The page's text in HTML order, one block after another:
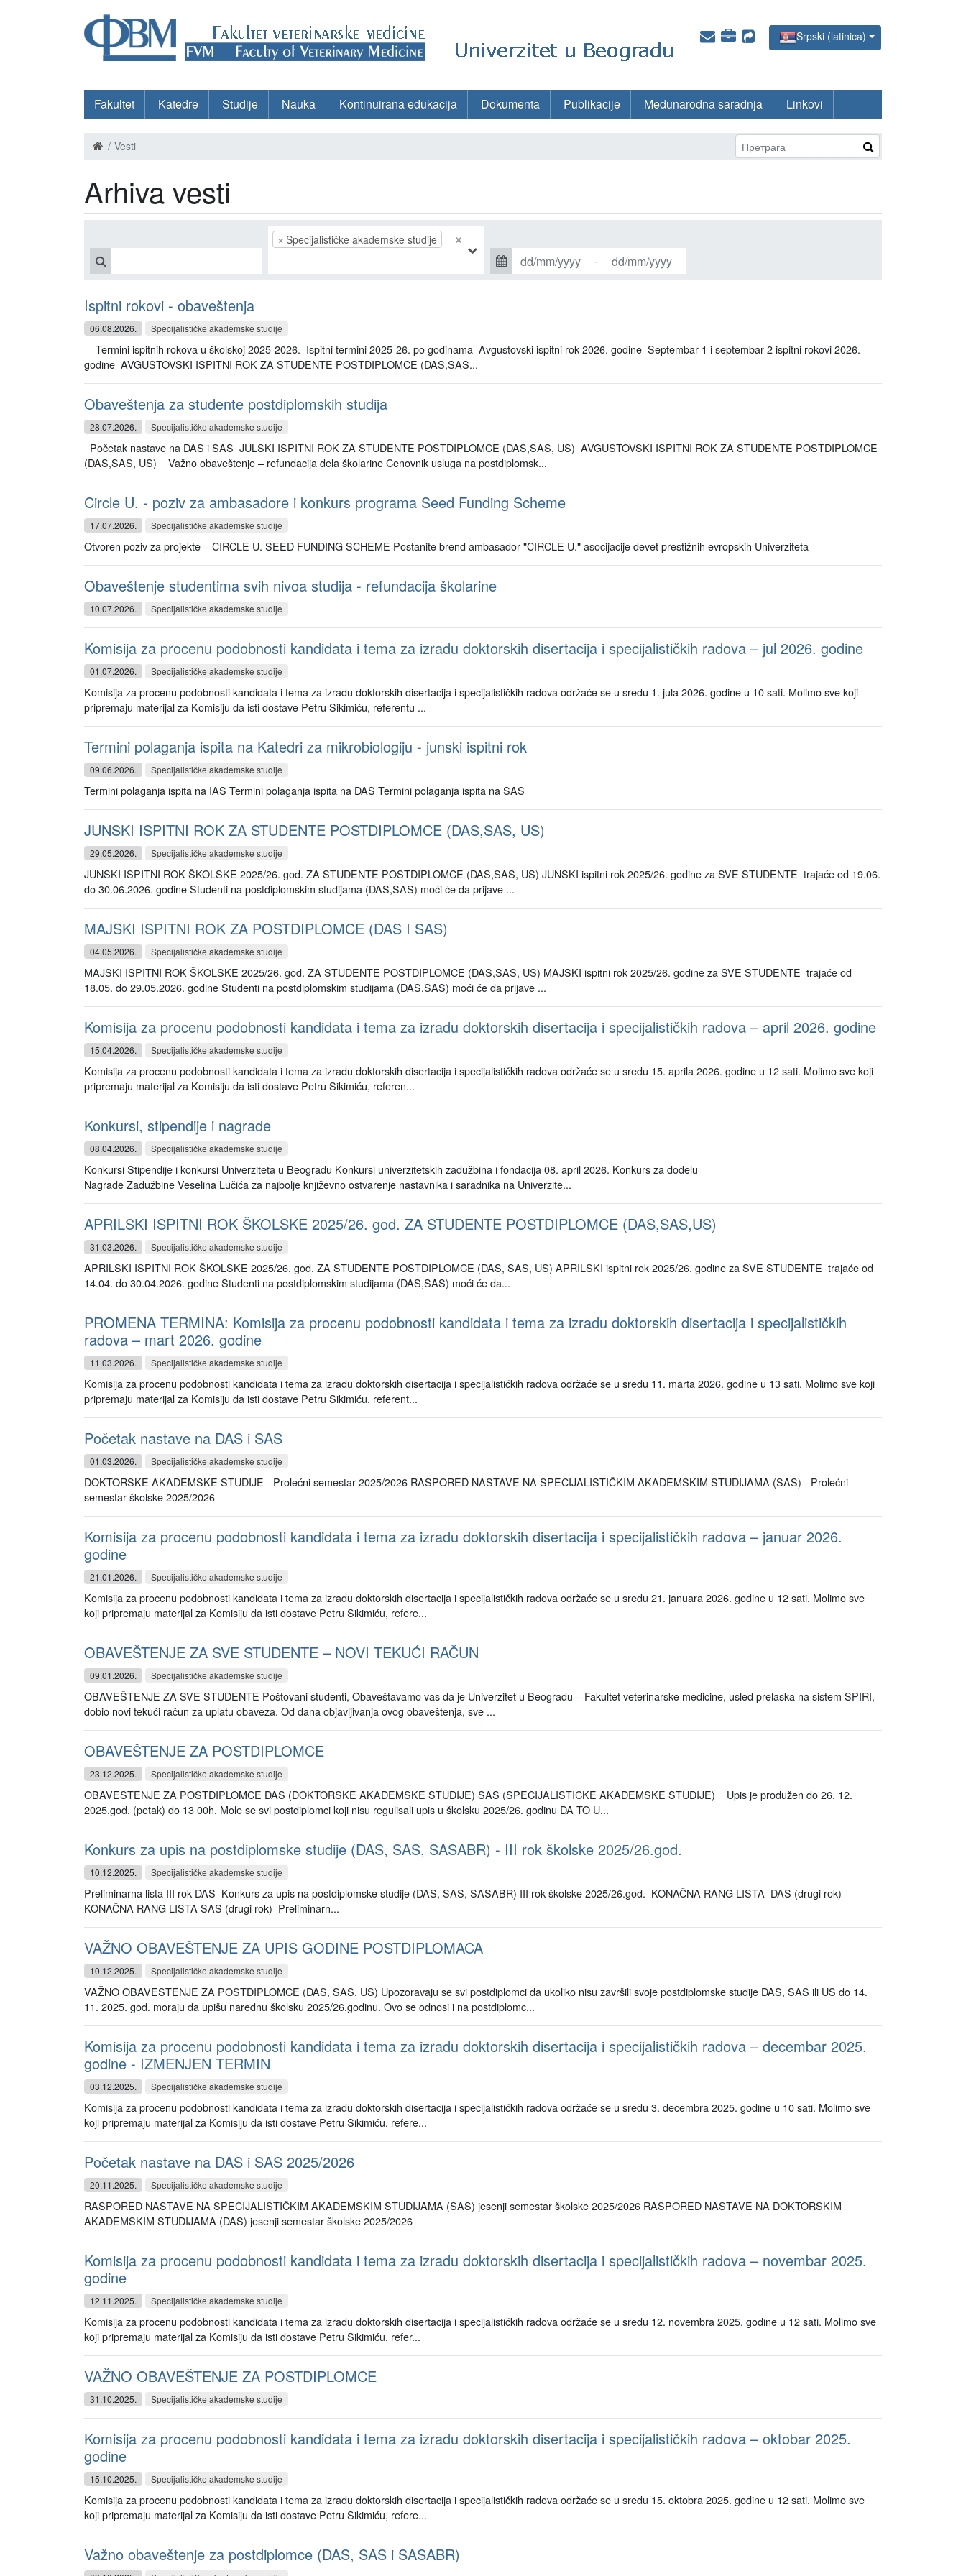
Srpski (latinica)
Fakultet Katedre Studije Nauka Kontinuirana edukacija Dokumenta Publikacije Međunarodna saradnja Linkovi
Vesti
Arhiva vesti
×
× Specijalističke akademske studije
-
Ispitni rokovi - obaveštenja
06.08.2026. Specijalističke akademske studije
Termini ispitnih rokova u školskoj 2025-2026. Ispitni termini 2025-26. po godinama Avgustovski ispitni rok 2026. godine Septembar 1 i septembar 2 ispitni rokovi 2026.
godine AVGUSTOVSKI ISPITNI ROK ZA STUDENTE POSTDIPLOMCE (DAS,SAS...
Obaveštenja za studente postdiplomskih studija
28.07.2026. Specijalističke akademske studije
Početak nastave na DAS i SAS JULSKI ISPITNI ROK ZA STUDENTE POSTDIPLOMCE (DAS,SAS, US) AVGUSTOVSKI ISPITNI ROK ZA STUDENTE POSTDIPLOMCE
(DAS,SAS, US) Važno obaveštenje – refundacija dela školarine Cenovnik usluga na postdiplomsk...
Circle U. - poziv za ambasadore i konkurs programa Seed Funding Scheme
17.07.2026. Specijalističke akademske studije
Otvoren poziv za projekte – CIRCLE U. SEED FUNDING SCHEME Postanite brend ambasador "CIRCLE U." asocijacije devet prestižnih evropskih Univerziteta
Obaveštenje studentima svih nivoa studija - refundacija školarine
10.07.2026. Specijalističke akademske studije
Komisija za procenu podobnosti kandidata i tema za izradu doktorskih disertacija i specijalističkih radova – jul 2026. godine
01.07.2026. Specijalističke akademske studije
Komisija za procenu podobnosti kandidata i tema za izradu doktorskih disertacija i specijalističkih radova održaće se u sredu 1. jula 2026. godine u 10 sati. Molimo sve koji
pripremaju materijal za Komisiju da isti dostave Petru Sikimiću, referentu ...
Termini polaganja ispita na Katedri za mikrobiologiju - junski ispitni rok
09.06.2026. Specijalističke akademske studije
Termini polaganja ispita na IAS Termini polaganja ispita na DAS Termini polaganja ispita na SAS
JUNSKI ISPITNI ROK ZA STUDENTE POSTDIPLOMCE (DAS,SAS, US)
29.05.2026. Specijalističke akademske studije
JUNSKI ISPITNI ROK ŠKOLSKE 2025/26. god. ZA STUDENTE POSTDIPLOMCE (DAS,SAS, US) JUNSKI ispitni rok 2025/26. godine za SVE STUDENTE trajaće od 19.06.
do 30.06.2026. godine Studenti na postdiplomskim studijama (DAS,SAS) moći će da prijave ...
MAJSKI ISPITNI ROK ZA POSTDIPLOMCE (DAS I SAS)
04.05.2026. Specijalističke akademske studije
MAJSKI ISPITNI ROK ŠKOLSKE 2025/26. god. ZA STUDENTE POSTDIPLOMCE (DAS,SAS, US) MAJSKI ispitni rok 2025/26. godine za SVE STUDENTE trajaće od
18.05. do 29.05.2026. godine Studenti na postdiplomskim studijama (DAS,SAS) moći će da prijave ...
Komisija za procenu podobnosti kandidata i tema za izradu doktorskih disertacija i specijalističkih radova – april 2026. godine
15.04.2026. Specijalističke akademske studije
Komisija za procenu podobnosti kandidata i tema za izradu doktorskih disertacija i specijalističkih radova održaće se u sredu 15. aprila 2026. godine u 12 sati. Molimo sve koji
pripremaju materijal za Komisiju da isti dostave Petru Sikimiću, referen...
Konkursi, stipendije i nagrade
08.04.2026. Specijalističke akademske studije
Konkursi Stipendije i konkursi Univerziteta u Beogradu Konkursi univerzitetskih zadužbina i fondacija 08. april 2026. Konkurs za dodelu
Nagrade Zadužbine Veselina Lučića za najbolje književno ostvarenje nastavnika i saradnika na Univerzite...
APRILSKI ISPITNI ROK ŠKOLSKE 2025/26. god. ZA STUDENTE POSTDIPLOMCE (DAS,SAS,US)
31.03.2026. Specijalističke akademske studije
APRILSKI ISPITNI ROK ŠKOLSKE 2025/26. god. ZA STUDENTE POSTDIPLOMCE (DAS, SAS, US) APRILSKI ispitni rok 2025/26. godine za SVE STUDENTE trajaće od
14.04. do 30.04.2026. godine Studenti na postdiplomskim studijama (DAS,SAS) moći će da...
PROMENA TERMINA: Komisija za procenu podobnosti kandidata i tema za izradu doktorskih disertacija i specijalističkih
radova – mart 2026. godine
11.03.2026. Specijalističke akademske studije
Komisija za procenu podobnosti kandidata i tema za izradu doktorskih disertacija i specijalističkih radova održaće se u sredu 11. marta 2026. godine u 13 sati. Molimo sve koji
pripremaju materijal za Komisiju da isti dostave Petru Sikimiću, referent...
Početak nastave na DAS i SAS
01.03.2026. Specijalističke akademske studije
DOKTORSKE AKADEMSKE STUDIJE - Prolećni semestar 2025/2026 RASPORED NASTAVE NA SPECIJALISTIČKIM AKADEMSKIM STUDIJAMA (SAS) - Prolećni
semestar školske 2025/2026
Komisija za procenu podobnosti kandidata i tema za izradu doktorskih disertacija i specijalističkih radova – januar 2026.
godine
21.01.2026. Specijalističke akademske studije
Komisija za procenu podobnosti kandidata i tema za izradu doktorskih disertacija i specijalističkih radova održaće se u sredu 21. januara 2026. godine u 12 sati. Molimo sve
koji pripremaju materijal za Komisiju da isti dostave Petru Sikimiću, refere...
OBAVEŠTENJE ZA SVE STUDENTE – NOVI TEKUĆI RAČUN
09.01.2026. Specijalističke akademske studije
OBAVEŠTENJE ZA SVE STUDENTE Poštovani studenti, Obaveštavamo vas da je Univerzitet u Beogradu – Fakultet veterinarske medicine, usled prelaska na sistem SPIRI,
dobio novi tekući račun za uplatu obaveza. Od dana objavljivanja ovog obaveštenja, sve ...
OBAVEŠTENJE ZA POSTDIPLOMCE
23.12.2025. Specijalističke akademske studije
OBAVEŠTENJE ZA POSTDIPLOMCE DAS (DOKTORSKE AKADEMSKE STUDIJE) SAS (SPECIJALISTIČKE AKADEMSKE STUDIJE) Upis je produžen do 26. 12.
2025.god. (petak) do 13 00h. Mole se svi postdiplomci koji nisu regulisali upis u školsku 2025/26. godinu DA TO U...
Konkurs za upis na postdiplomske studije (DAS, SAS, SASABR) - III rok školske 2025/26.god.
10.12.2025. Specijalističke akademske studije
Preliminarna lista III rok DAS Konkurs za upis na postdiplomske studije (DAS, SAS, SASABR) III rok školske 2025/26.god. KONAČNA RANG LISTA DAS (drugi rok)
KONAČNA RANG LISTA SAS (drugi rok) Preliminarn...
VAŽNO OBAVEŠTENJE ZA UPIS GODINE POSTDIPLOMACA
10.12.2025. Specijalističke akademske studije
VAŽNO OBAVEŠTENJE ZA POSTDIPLOMCE (DAS, SAS, US) Upozoravaju se svi postdiplomci da ukoliko nisu završili svoje postdiplomske studije DAS, SAS ili US do 14.
11. 2025. god. moraju da upišu narednu školsku 2025/26.godinu. Ovo se odnosi i na postdiplomc...
Komisija za procenu podobnosti kandidata i tema za izradu doktorskih disertacija i specijalističkih radova – decembar 2025.
godine - IZMENJEN TERMIN
03.12.2025. Specijalističke akademske studije
Komisija za procenu podobnosti kandidata i tema za izradu doktorskih disertacija i specijalističkih radova održaće se u sredu 3. decembra 2025. godine u 10 sati. Molimo sve
koji pripremaju materijal za Komisiju da isti dostave Petru Sikimiću, refere...
Početak nastave na DAS i SAS 2025/2026
20.11.2025. Specijalističke akademske studije
RASPORED NASTAVE NA SPECIJALISTIČKIM AKADEMSKIM STUDIJAMA (SAS) jesenji semestar školske 2025/2026 RASPORED NASTAVE NA DOKTORSKIM
AKADEMSKIM STUDIJAMA (DAS) jesenji semestar školske 2025/2026
Komisija za procenu podobnosti kandidata i tema za izradu doktorskih disertacija i specijalističkih radova – novembar 2025.
godine
12.11.2025. Specijalističke akademske studije
Komisija za procenu podobnosti kandidata i tema za izradu doktorskih disertacija i specijalističkih radova održaće se u sredu 12. novembra 2025. godine u 12 sati. Molimo sve
koji pripremaju materijal za Komisiju da isti dostave Petru Sikimiću, refer...
VAŽNO OBAVEŠTENJE ZA POSTDIPLOMCE
31.10.2025. Specijalističke akademske studije
Komisija za procenu podobnosti kandidata i tema za izradu doktorskih disertacija i specijalističkih radova – oktobar 2025.
godine
15.10.2025. Specijalističke akademske studije
Komisija za procenu podobnosti kandidata i tema za izradu doktorskih disertacija i specijalističkih radova održaće se u sredu 15. oktobra 2025. godine u 12 sati. Molimo sve
koji pripremaju materijal za Komisiju da isti dostave Petru Sikimiću, refere...
Važno obaveštenje za postdiplomce (DAS, SAS i SASABR)